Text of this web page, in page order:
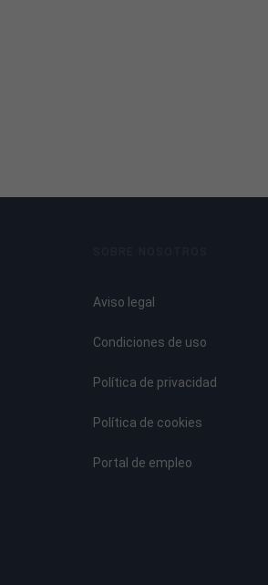
Aviso legal
Condiciones de uso
Política de privacidad
Política de cookies
Portal de empleo